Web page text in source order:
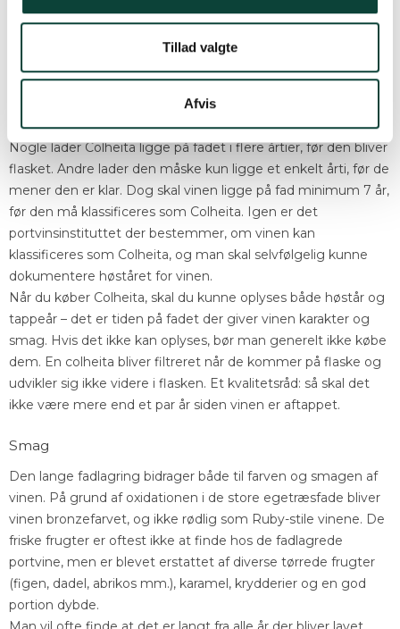
Tillad valgte
Afvis
adskiller Colheita fra almindelig tawny er, at den kun er fra et
Produktion og Lagring
Det er op til producenten at bedømme, hvornår vinen har
opnået den tiltænkte kvalitet på fadet og er klar til salg.
Nogle lader Colheita ligge på fadet i flere årtier, før den bliver
flasket. Andre lader den måske kun ligge et enkelt årti, før de
mener den er klar. Dog skal vinen ligge på fad minimum 7 år,
før den må klassificeres som Colheita. Igen er det
portvinsinstituttet der bestemmer, om vinen kan
klassificeres som Colheita, og man skal selvfølgelig kunne
dokumentere høståret for vinen.
Når du køber Colheita, skal du kunne oplyses både høstår og
tappeår – det er tiden på fadet der giver vinen karakter og
smag. Hvis det ikke kan oplyses, bør man generelt ikke købe
dem. En colheita bliver filtreret når de kommer på flaske og
udvikler sig ikke videre i flasken. Et kvalitetsråd: så skal det
ikke være mere end et par år siden vinen er aftappet.
Smag
Den lange fadlagring bidrager både til farven og smagen af
vinen. På grund af oxidationen i de store egetræsfade bliver
vinen bronzefarvet, og ikke rødlig som Ruby-stile vinene. De
friske frugter er oftest ikke at finde hos de fadlagrede
portvine, men er blevet erstattet af diverse tørrede frugter
(figen, dadel, abrikos mm.), karamel, krydderier og en god
portion dybde.